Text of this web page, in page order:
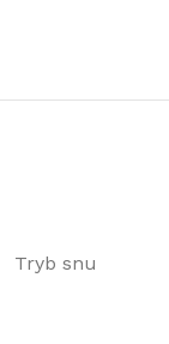
Tryb snu